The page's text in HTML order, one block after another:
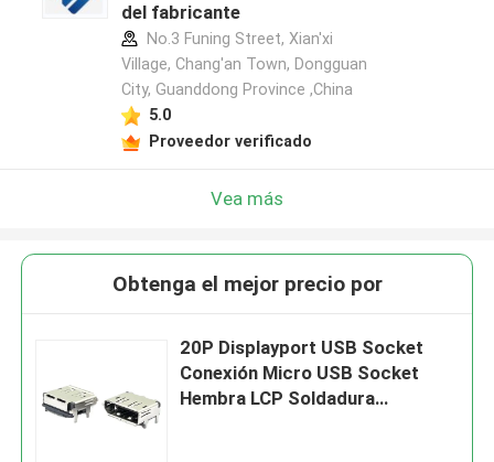
del fabricante
No.3 Funing Street, Xian'xi
Village, Chang'an Town, Dongguan
City, Guanddong Province ,China
5.0
Proveedor verificado
Vea más
Obtenga el mejor precio por
20P Displayport USB Socket
Conexión Micro USB Socket
Hembra LCP Soldadura